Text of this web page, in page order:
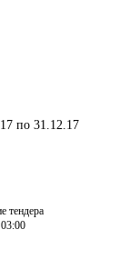
по 31.12.17
тендера